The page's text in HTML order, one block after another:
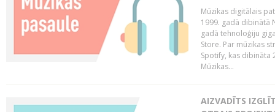
Mūzikas digitālais
1999. gadā dibinātā
gadā tehnoloģiju
Store. Par mūzikas
Spotify, kas dibināta
Mūzikas...
AIZVADĪTS